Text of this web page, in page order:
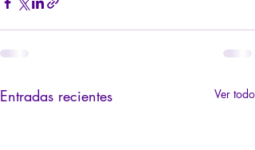
Entradas recientes Ver todo